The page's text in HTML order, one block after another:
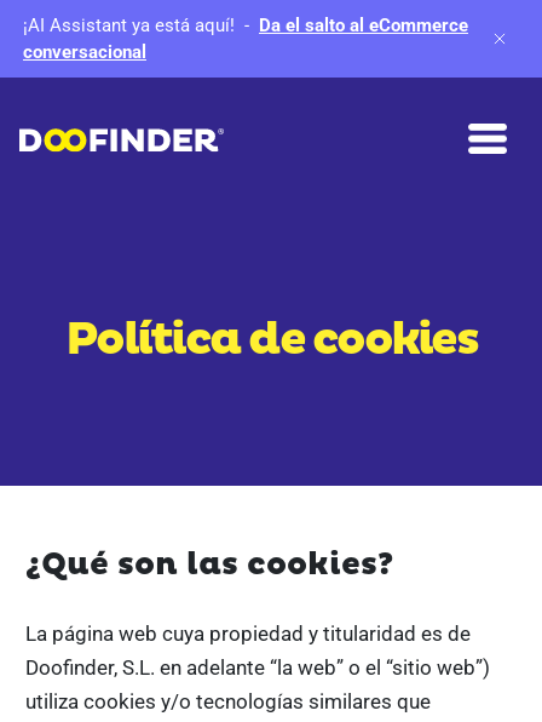
¡AI Assistant ya está aquí! - Da el salto al eCommerce
conversacional
Política de cookies
¿Qué son las cookies?
La página web cuya propiedad y titularidad es de
Doofinder, S.L. en adelante “la web” o el “sitio web”)
utiliza cookies y/o tecnologías similares que